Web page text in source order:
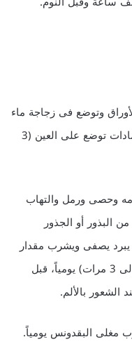
وتوضع فى زجاجة ماء
مغلى وبعد أن يبرد ويصفى تعمل منه كمادات توضع على العين (3
وحصى ورمل والتهاب
البذور أو الجذور
يصفى ويشرب مقدار
نصف الزجاجة المملوءة بالبقدونس (2 إلى 3 مرات) يومياً، قبل
الشعور بالألم.
مغلى البقدونس يومياً.